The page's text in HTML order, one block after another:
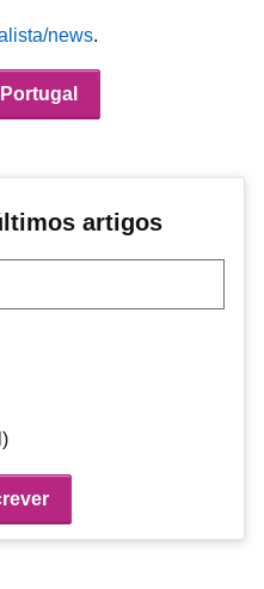
news.
artigos